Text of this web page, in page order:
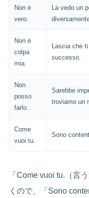
Non è
vero.
La vedo un
Non è
colpa
mia.
Lascia che
successo.
Non
posso
farlo.
Sarebbe
troviamo un
Come
vuoi tu.
Sono
「Come vuoi tu.（言
くので、「Sono